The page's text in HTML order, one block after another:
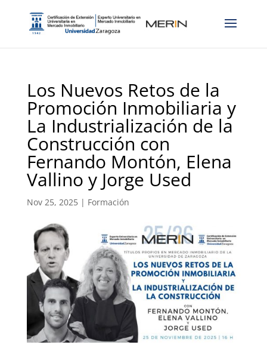
Los Nuevos Retos de la
Promoción Inmobiliaria y
La Industrialización de la
Construcción con
Fernando Montón, Elena
Vallino y Jorge Used
Nov 25, 2025| Formación